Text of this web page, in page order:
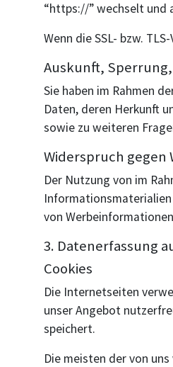
“https://” wechselt und
Wenn die SSL- bzw.
Auskunft,
Sie haben im Rahmen
Daten, deren Herkunft
sowie zu weiteren
Widerspruch gegen
Der Nutzung von im
von
3. Datenerfassung
Cookies
Die Internetseiten
unser Angebot
speichert.
Die meisten der von